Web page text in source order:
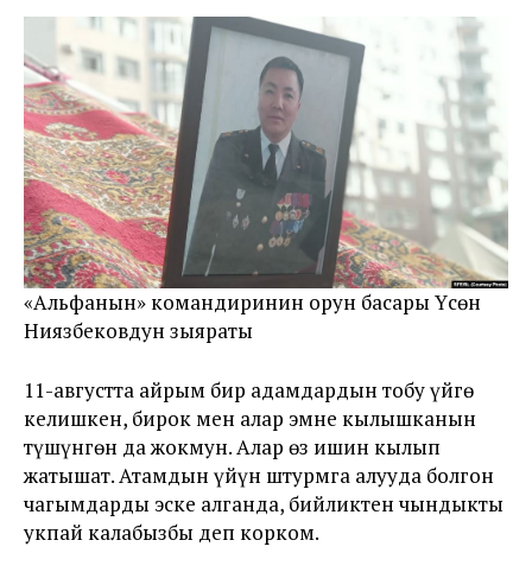
«Альфанын» командиринин орун басары Үсөн
Ниязбековдун зыяраты
11-августта айрым бир адамдардын тобу үйгө
келишкен, бирок мен алар эмне кылышканын
түшүнгөн да жокмун. Алар өз ишин кылып
жатышат. Атамдын үйүн штурмга алууда болгон
чагымдарды эске алганда, бийликтен чындыкты
укпай калабызбы деп корком.